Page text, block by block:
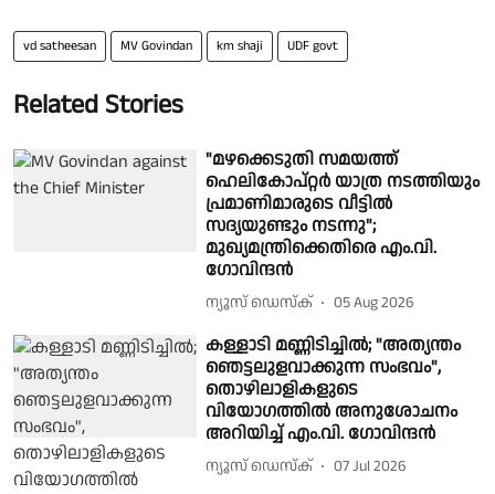
vd satheesan MV Govindan km shaji UDF govt
Related Stories
"മഴക്കെടുതി സമയത്ത്
ഹെലികോപ്റ്റർ യാത്ര നടത്തിയും
പ്രമാണിമാരുടെ വീട്ടിൽ
സദ്യയുണ്ടും നടന്നു";
മുഖ്യമന്ത്രിക്കെതിരെ എം.വി.
ഗോവിന്ദൻ
ന്യൂസ് ഡെസ്ക് 05 Aug 2026
കള്ളാടി മണ്ണിടിച്ചിൽ; "അത്യന്തം
ഞെട്ടലുളവാക്കുന്ന സംഭവം",
തൊഴിലാളികളുടെ
വിയോഗത്തിൽ അനുശോചനം
അറിയിച്ച് എം.വി. ഗോവിന്ദൻ
ന്യൂസ് ഡെസ്ക് 07 Jul 2026